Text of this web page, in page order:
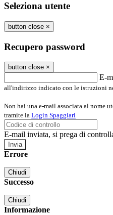
Seleziona utente
button close ×
Recupero password
button close ×
E-
all'indirizzo indicato con le istruzioni
Non hai una e-mail associata al nome
tramite la Login Spaggiari
E-mail inviata, si prega di
Errore
Chiudi
Successo
Chiudi
Informazione